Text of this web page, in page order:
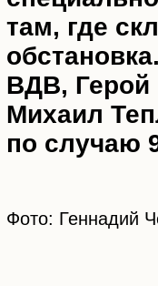
там, где
ВДВ, Герой
Михаил
по случаю
Фото: Геннадий